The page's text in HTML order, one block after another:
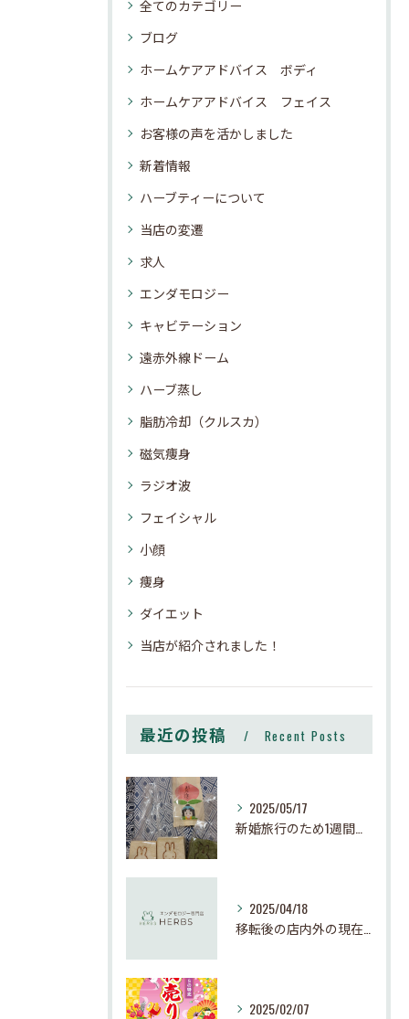
全てのカテゴリー
ブログ
ホームケアアドバイス ボディ
ホームケアアドバイス フェイス
お客様の声を活かしました
新着情報
ハーブティーについて
当店の変遷
求人
エンダモロジー
キャビテーション
遠赤外線ドーム
ハーブ蒸し
脂肪冷却（クルスカ）
磁気痩身
ラジオ波
フェイシャル
小顔
痩身
ダイエット
当店が紹介されました！
最近の投稿 Recent Posts
2025/05/17
新婚旅行のため1週間お休みさせて頂きます
2025/04/18
移転後の店内外の現在の様子
2025/02/07